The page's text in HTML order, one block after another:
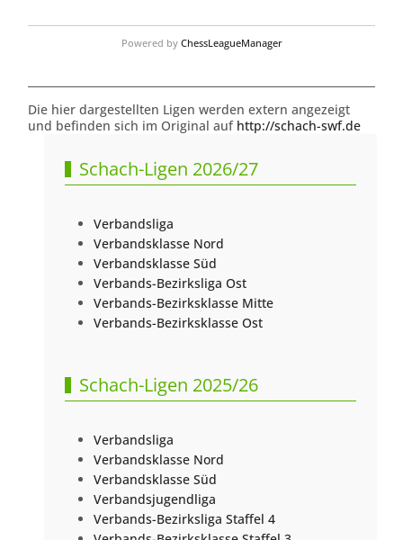
Powered by ChessLeagueManager
Die hier dargestellten Ligen werden extern angezeigt
und befinden sich im Original auf http://schach-swf.de
Schach-Ligen 2026/27
Verbandsliga
Verbandsklasse Nord
Verbandsklasse Süd
Verbands-Bezirksliga Ost
Verbands-Bezirksklasse Mitte
Verbands-Bezirksklasse Ost
Schach-Ligen 2025/26
Verbandsliga
Verbandsklasse Nord
Verbandsklasse Süd
Verbandsjugendliga
Verbands-Bezirksliga Staffel 4